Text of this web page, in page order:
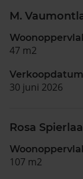
M.
47 m2
Verkoopdatum
30 juni 2026
Rosa
107 m2